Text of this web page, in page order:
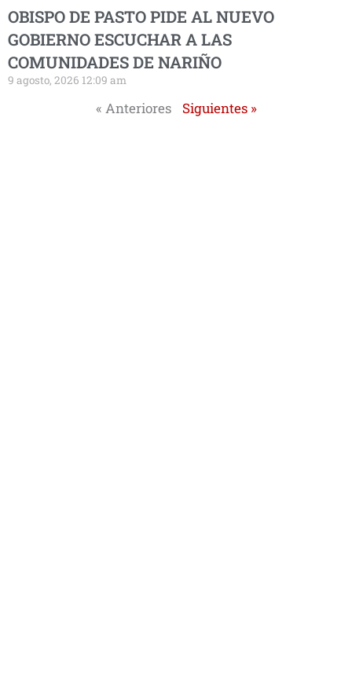
OBISPO DE PASTO PIDE AL NUEVO
GOBIERNO ESCUCHAR A LAS
COMUNIDADES DE NARIÑO
9 agosto, 2026 12:09 am
« Anteriores Siguientes »